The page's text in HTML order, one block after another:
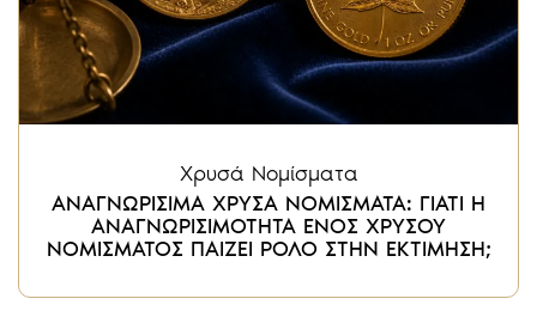
Χρυσά Νομίσματα
ΑΝΑΓΝΩΡΙΣΙΜΑ ΧΡΥΣΑ ΝΟΜΙΣΜΑΤΑ: ΓΙΑΤΙ Η
ΑΝΑΓΝΩΡΙΣΙΜΟΤΗΤΑ ΕΝΟΣ ΧΡΥΣΟΥ
ΝΟΜΙΣΜΑΤΟΣ ΠΑΙΖΕΙ ΡΟΛΟ ΣΤΗΝ ΕΚΤΙΜΗΣΗ;